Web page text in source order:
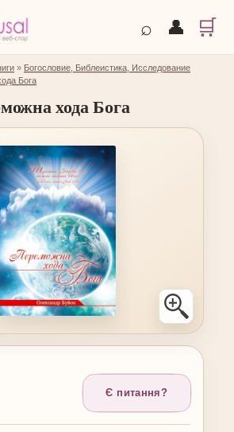
⌕ 👤 🛒
» Богословие, Библеистика, Исследование
Бога
хода Бога
Є питання?